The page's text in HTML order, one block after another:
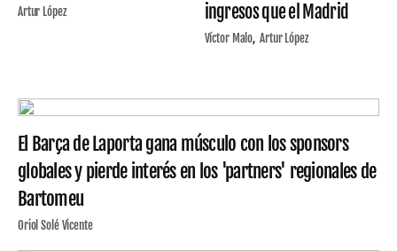
Artur López
ingresos que el Madrid
Víctor Malo Artur López
El Barça de Laporta gana músculo con los sponsors
globales y pierde interés en los 'partners' regionales de
Bartomeu
Oriol Solé Vicente